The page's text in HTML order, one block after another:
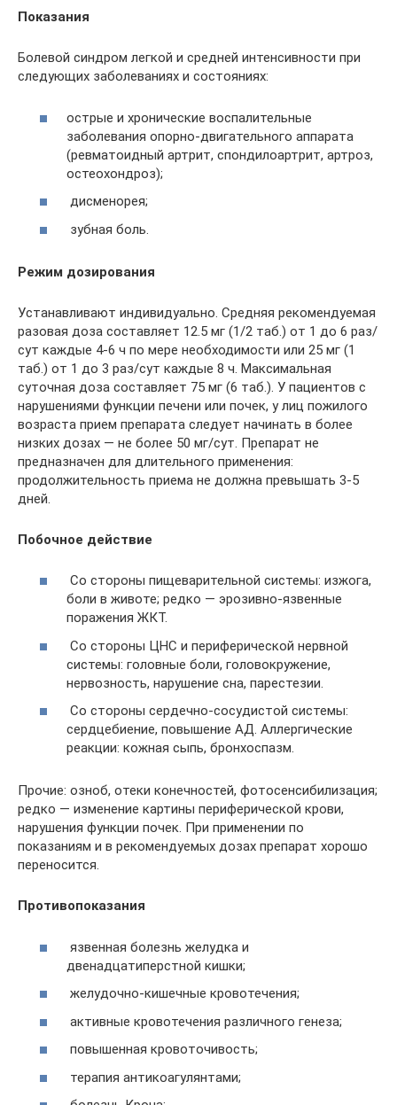
Показания
Болевой синдром легкой и средней интенсивности при
следующих заболеваниях и состояниях:
острые и хронические воспалительные
заболевания опорно-двигательного аппарата
(ревматоидный артрит, спондилоартрит, артроз,
остеохондроз);
дисменорея;
зубная боль.
Режим дозирования
Устанавливают индивидуально. Средняя рекомендуемая
разовая доза составляет 12.5 мг (1/2 таб.) от 1 до 6 раз/
сут каждые 4-6 ч по мере необходимости или 25 мг (1
таб.) от 1 до 3 раз/сут каждые 8 ч. Максимальная
суточная доза составляет 75 мг (6 таб.). У пациентов с
нарушениями функции печени или почек, у лиц пожилого
возраста прием препарата следует начинать в более
низких дозах — не более 50 мг/сут. Препарат не
предназначен для длительного применения:
продолжительность приема не должна превышать 3-5
дней.
Побочное действие
Со стороны пищеварительной системы: изжога,
боли в животе; редко — эрозивно-язвенные
поражения ЖКТ.
Со стороны ЦНС и периферической нервной
системы: головные боли, головокружение,
нервозность, нарушение сна, парестезии.
Со стороны сердечно-сосудистой системы:
сердцебиение, повышение АД. Аллергические
реакции: кожная сыпь, бронхоспазм.
Прочие: озноб, отеки конечностей, фотосенсибилизация;
редко — изменение картины периферической крови,
нарушения функции почек. При применении по
показаниям и в рекомендуемых дозах препарат хорошо
переносится.
Противопоказания
язвенная болезнь желудка и
двенадцатиперстной кишки;
желудочно-кишечные кровотечения;
активные кровотечения различного генеза;
повышенная кровоточивость;
терапия антикоагулянтами;